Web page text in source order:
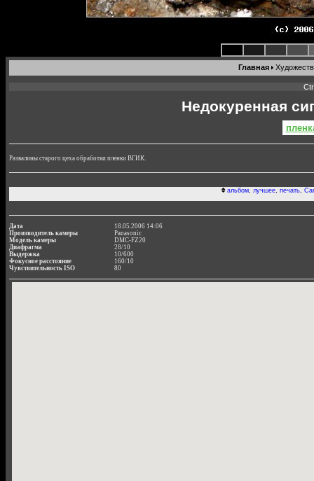
Главная
Недокуренная
Развалины старого цеха обработки пленки ВГИК.
альбом, лучшее, печать,
Дата
18.05.2006 14:06
Производитель камеры
Panasonic
Модель камеры
DMC-FZ20
Диафрагма
28/10
Выдержка
10/600
Фокусное расстояние
160/10
Чувствительность ISO
80